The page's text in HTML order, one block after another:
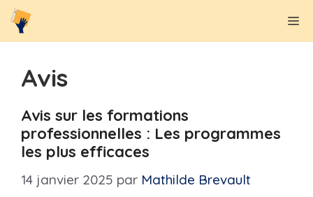
Aller
au
Avis
Avis sur les formations
professionnelles : Les programmes
les plus efficaces
14 janvier 2025 par Mathilde Brevault